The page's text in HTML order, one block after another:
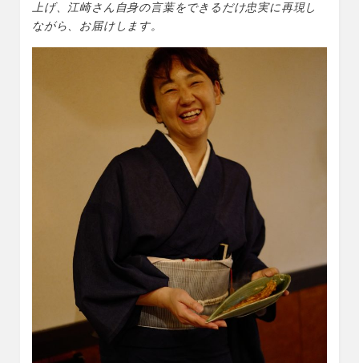
上げ、江崎さん自身の言葉をできるだけ忠実に再現し
ながら、お届けします。